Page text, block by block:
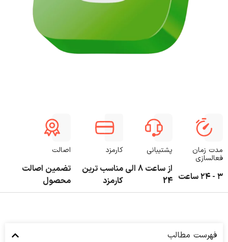
مدت زمان
فعالسازی
۳ - ۲۴ ساعت
پشتیبانی
از ساعت 8 الی
24
کارمزد
مناسب ترین
کارمزد
اصالت
تضمین اصالت
محصول
فهرست مطالب